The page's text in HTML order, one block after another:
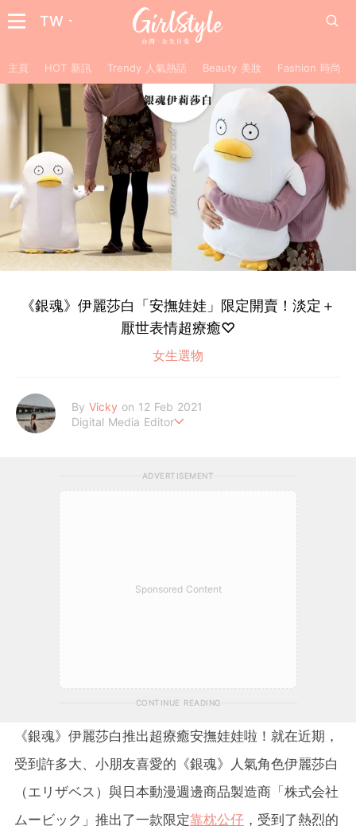
TW
主頁 HOT 新訊 Trendy 人氣熱話 Beauty 美妝 Fashion 時尚
《銀魂》伊麗莎白「安撫娃娃」限定開賣！淡定＋
厭世表情超療癒♡
女生選物
By Vicky on 12 Feb 2021
Digital Media Editor
ADVERTISEMENT
Sponsored Content
CONTINUE READING
《銀魂》伊麗莎白推出超療癒安撫娃娃啦！就在近期，
受到許多大、小朋友喜愛的《銀魂》人氣角色伊麗莎白
（エリザベス）與日本動漫週邊商品製造商「株式会社
ムービック」推出了一款限定靠枕公仔 ，受到了熱烈的